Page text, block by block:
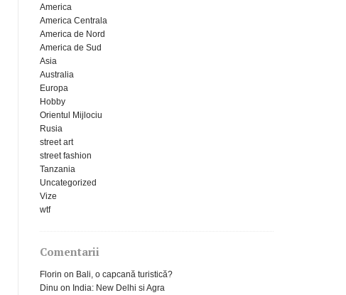
America
America Centrala
America de Nord
America de Sud
Asia
Australia
Europa
Hobby
Orientul Mijlociu
Rusia
street art
street fashion
Tanzania
Uncategorized
Vize
wtf
Comentarii
Florin on Bali, o capcană turistică?
Dinu on India: New Delhi si Agra